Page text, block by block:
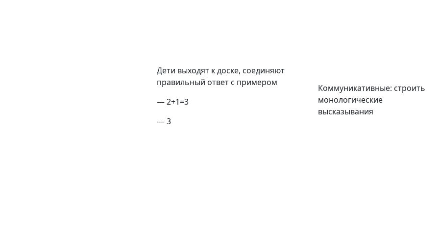
Дети выходят к доске, соединяют
правильный ответ с примером
— 2+1=3
— 3
Коммуникативные: строить
монологические
высказывания